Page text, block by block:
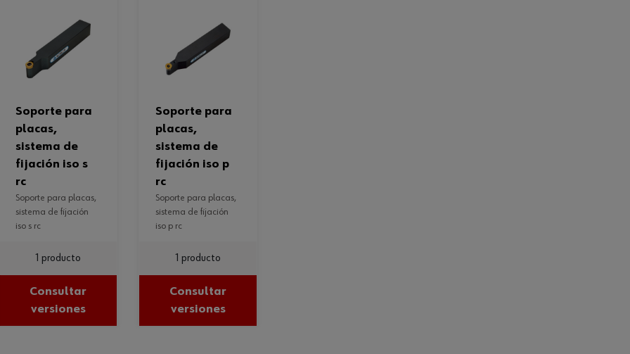
soporte para
placas,
sistema de
fijación iso s
rc
soporte para placas,
sistema de fijación
iso s rc
1 producto
Consultar
versiones
soporte para
placas,
sistema de
fijación iso p
rc
soporte para placas,
sistema de fijación
iso p rc
1 producto
Consultar
versiones